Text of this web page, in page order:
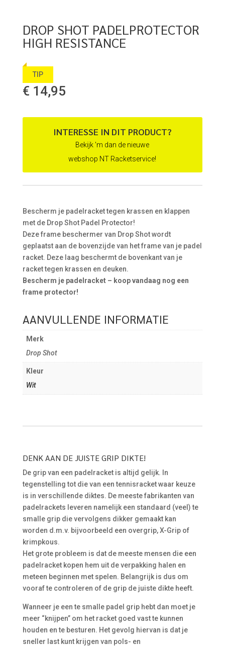
DROP SHOT PADELPROTECTOR
HIGH RESISTANCE
TIP
€ 14,95
INTERESSE IN DIT PRODUCT?
Bekijk 'm dan de nieuwe
webshop NT Racketservice!
Bescherm je padelracket tegen krassen en klappen
met de Drop Shot Padel Protector!
Deze frame beschermer van Drop Shot wordt
geplaatst aan de bovenzijde van het frame van je padel
racket. Deze laag beschermt de bovenkant van je
racket tegen krassen en deuken.
Bescherm je padelracket – koop vandaag nog een
frame protector!
AANVULLENDE INFORMATIE
Merk
Drop Shot
Kleur
Wit
DENK AAN DE JUISTE GRIP DIKTE!
De grip van een padelracket is altijd gelijk. In
tegenstelling tot die van een tennisracket waar keuze
is in verschillende diktes. De meeste fabrikanten van
padelrackets leveren namelijk een standaard (veel) te
smalle grip die vervolgens dikker gemaakt kan
worden d.m.v. bijvoorbeeld een overgrip, X-Grip of
krimpkous.
Het grote probleem is dat de meeste mensen die een
padelracket kopen hem uit de verpakking halen en
meteen beginnen met spelen. Belangrijk is dus om
vooraf te controleren of de grip de juiste dikte heeft.
Wanneer je een te smalle padel grip hebt dan moet je
meer “knijpen” om het racket goed vast te kunnen
houden en te besturen. Het gevolg hiervan is dat je
sneller last kunt krijgen van pols- en